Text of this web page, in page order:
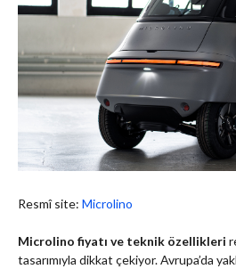
Resmî site: Microlino
Microlino fiyatı ve teknik özellikleri
tasarımıyla dikkat çekiyor. Avrupa’da